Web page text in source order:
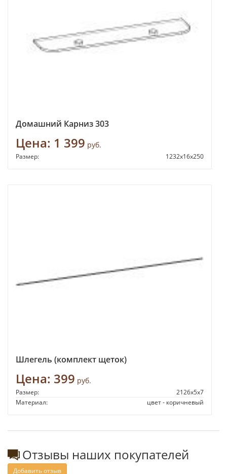
Домашний Карниз 303
Цена: 1 399 руб.
Размер: 1232х16х250
Шлегель (комплект щеток)
Цена: 399 руб.
Размер:
2126х5х7
Материал:
цвет - коричневый
Отзывы наших покупателей
Добавить отзыв